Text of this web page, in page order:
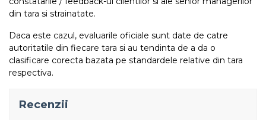
din tara si strainatate.
Daca este cazul, evaluarile oficiale sunt date de catre
autoritatile din fiecare tara si au tendinta de a da o
clasificare corecta bazata pe standardele relative din tara
respectiva.
Recenzii